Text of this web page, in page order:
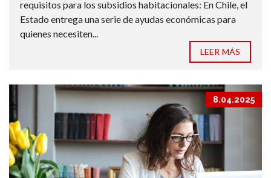
requisitos para los subsidios habitacionales: En Chile, el
Estado entrega una serie de ayudas económicas para
quienes necesiten...
LEER MÁS
8.04.2025